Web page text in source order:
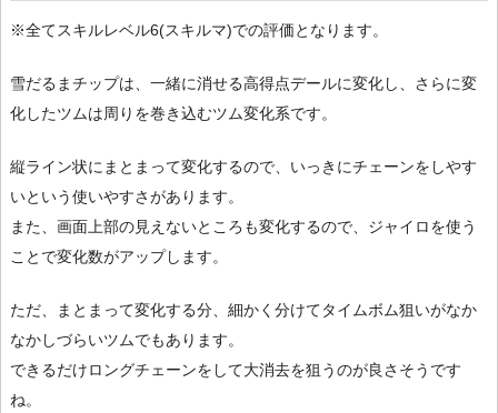
※全てスキルレベル6(スキルマ)での評価となります。
雪だるまチップは、一緒に消せる高得点デールに変化し、さらに変
化したツムは周りを巻き込むツム変化系です。
縦ライン状にまとまって変化するので、いっきにチェーンをしやす
いという使いやすさがあります。
また、画面上部の見えないところも変化するので、ジャイロを使う
ことで変化数がアップします。
ただ、まとまって変化する分、細かく分けてタイムボム狙いがなか
なかしづらいツムでもあります。
できるだけロングチェーンをして大消去を狙うのが良さそうです
ね。